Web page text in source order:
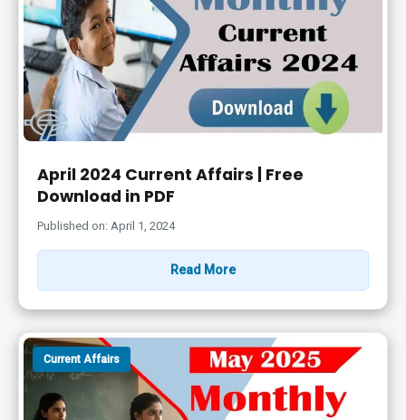
April 2024 Current Affairs | Free
Download in PDF
Published on: April 1, 2024
Read More
Current Affairs